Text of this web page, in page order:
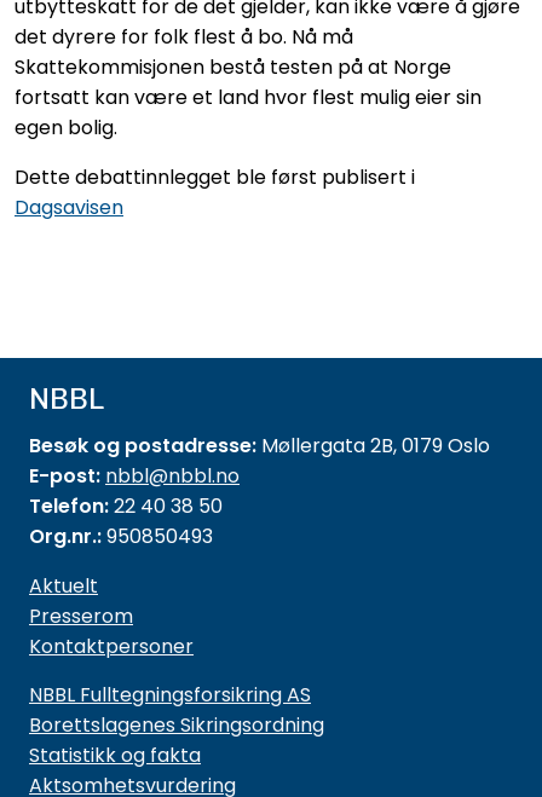
utbytteskatt for de det gjelder, kan ikke være å gjøre
det dyrere for folk flest å bo. Nå må
Skattekommisjonen bestå testen på at Norge
fortsatt kan være et land hvor flest mulig eier sin
egen bolig.
Dette debattinnlegget ble først publisert i
Dagsavisen
NBBL
Besøk og postadresse: Møllergata 2B, 0179 Oslo
E-post: nbbl@nbbl.no
Telefon:22 40 38 50
Org.nr.:950850493
Aktuelt
Presserom
Kontaktpersoner
NBBL Fulltegningsforsikring AS
Borettslagenes Sikringsordning
Statistikk og fakta
Aktsomhetsvurdering